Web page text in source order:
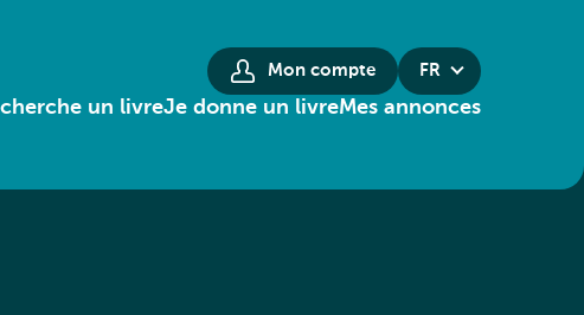
Mon compte FR
un livreJe donne un livreMes annonces